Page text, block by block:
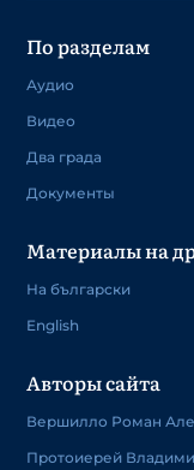
По разделам
Аудио
Видео
Два града
Документы
Материалы на
На български
English
Авторы сайта
Вершилло Роман
Протоиерей